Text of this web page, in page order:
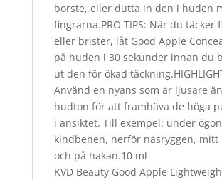
borste, eller dutta in den i huden
fingrarna.PRO TIPS: När du täcker
eller brister, låt Good Apple
på huden i 30 sekunder innan du
ut den för ökad
Använd en nyans som är ljusare
hudton för att framhäva de höga
i ansiktet. Till exempel: under
kindbenen, nerför näsryggen, mitt
och på hakan.10 ml
KVD Beauty Good Apple